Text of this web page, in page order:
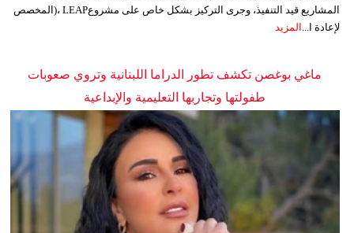
المشاريع قيد التنفيذ، وجرى التركيز بشكل خاص على مشروعLEAP ،(المخصص
لإعادة ا... المزيد
ماغي بوغصن تكشف تطور الدراما اللبنانية وتروي صعوبات
طفولتها وتجاربها التعليمية والإبداعية